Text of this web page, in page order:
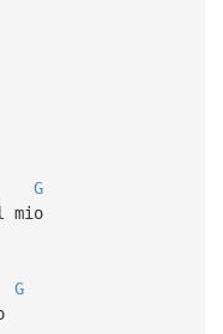
G
mio
G